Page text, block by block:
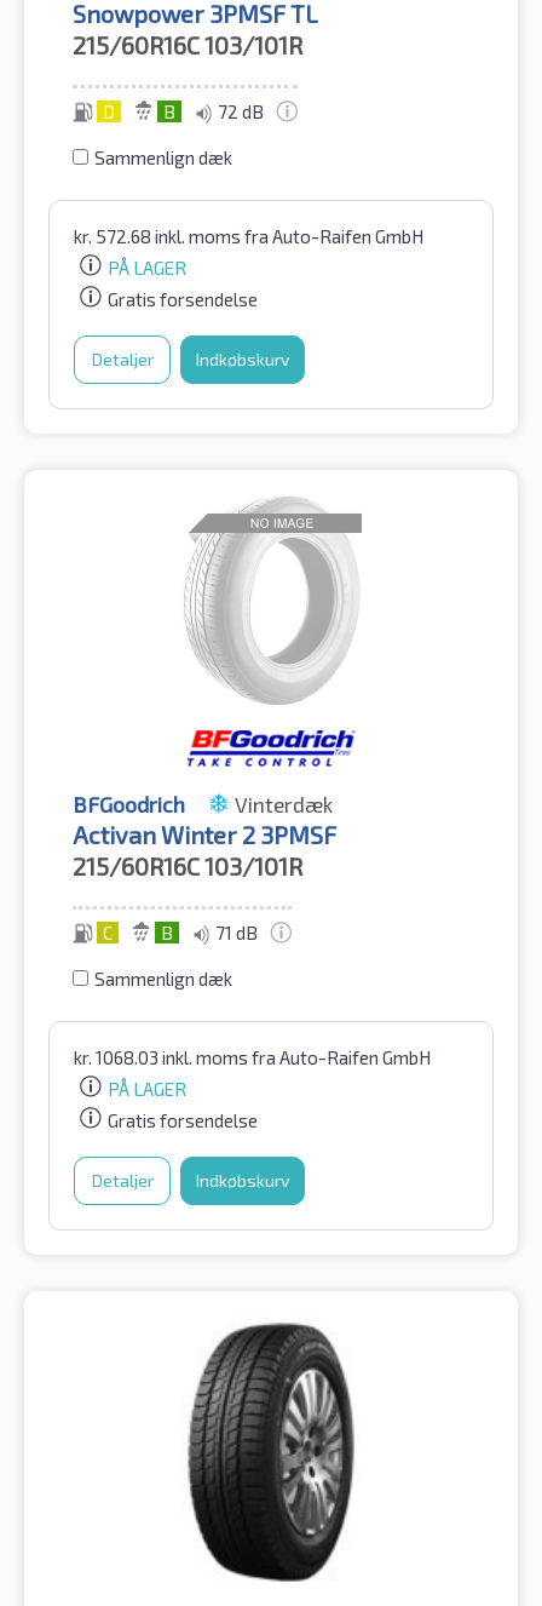
Snowpower 3PMSF TL
215/60R16C103/101R
D B 72 dB
Sammenlign dæk
kr. 572.68 inkl. moms fra Auto-Raifen GmbH
PÅ LAGER
Gratis forsendelse
Detaljer Indkøbskurv
BFGoodrich Vinterdæk
Activan Winter 2 3PMSF
215/60R16C103/101R
C B 71 dB
Sammenlign dæk
kr. 1068.03 inkl. moms fra Auto-Raifen GmbH
PÅ LAGER
Gratis forsendelse
Detaljer Indkøbskurv